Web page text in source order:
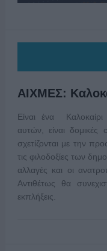
ΑΙΧΜΕΣ:
Είναι ένα
αυτών, είναι
σχετίζονται με την
τις φιλοδοξίες των
αλλαγές και οι
Αντιθέτως θα
εκπλήξεις.